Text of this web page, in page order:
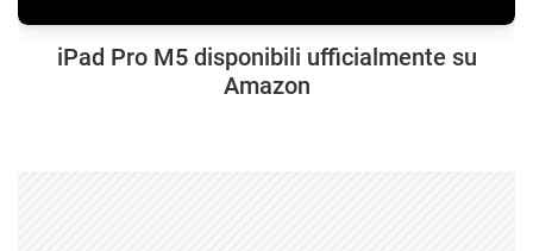
iPad Pro M5 disponibili ufficialmente su
Amazon